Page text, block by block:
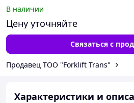
В наличии
Цену уточняйте
Связаться с
Продавец ТОО "Forklift Trans"
Характеристики и